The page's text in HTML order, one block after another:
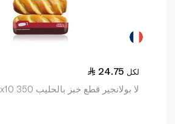
24.75 لكل
لا بولانجير قطع خبز بالحليب x10 350 غرام